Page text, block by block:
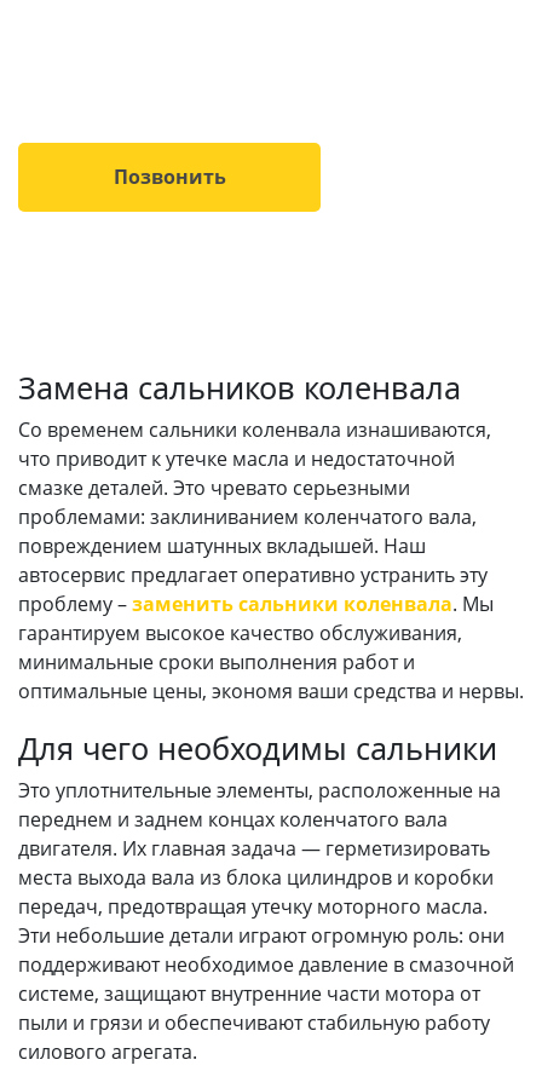
Позвонить
Замена сальников коленвала
Со временем сальники коленвала изнашиваются,
что приводит к утечке масла и недостаточной
смазке деталей. Это чревато серьезными
проблемами: заклиниванием коленчатого вала,
повреждением шатунных вкладышей. Наш
автосервис предлагает оперативно устранить эту
проблему –заменить сальники коленвала. Мы
гарантируем высокое качество обслуживания,
минимальные сроки выполнения работ и
оптимальные цены, экономя ваши средства и нервы.
Для чего необходимы сальники
Это уплотнительные элементы, расположенные на
переднем и заднем концах коленчатого вала
двигателя. Их главная задача — герметизировать
места выхода вала из блока цилиндров и коробки
передач, предотвращая утечку моторного масла.
Эти небольшие детали играют огромную роль: они
поддерживают необходимое давление в смазочной
системе, защищают внутренние части мотора от
пыли и грязи и обеспечивают стабильную работу
силового агрегата.